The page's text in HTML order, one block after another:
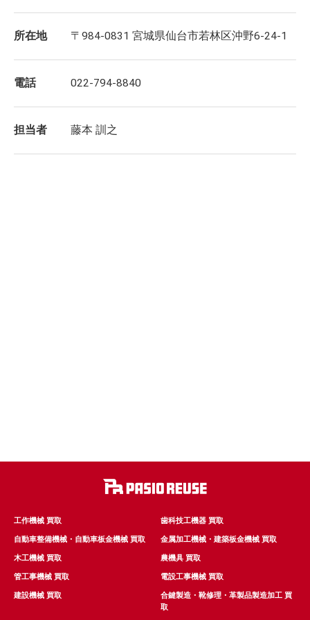
所在地 〒984-0831 宮城県仙台市若林区沖野6-24-1
電話 022-794-8840
担当者 藤本 訓之
工作機械 買取 歯科技工機器 買取
自動車整備機械・自動車板金機械 買取 金属加工機械・建築板金機械 買取
木工機械 買取 農機具 買取
管工事機械 買取 電設工事機械 買取
建設機械 買取
合鍵製造・靴修理・革製品製造加工 買
取